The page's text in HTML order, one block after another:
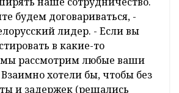
будем договариваться, -
лидер. - Если вы
в какие-то
рассмотрим любые ваши
хотели бы, чтобы без
и задержек (решались